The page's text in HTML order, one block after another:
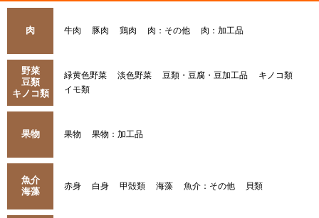
肉 牛肉 豚肉 鶏肉 肉：その他 肉：加工品
野菜
豆類
キノコ類
緑黄色野菜 淡色野菜 豆類・豆腐・豆加工品
キノコ類
イモ類
果物 果物 果物：加工品
魚介
海藻
赤身 白身 甲殻類 海藻 魚介：その他 貝類